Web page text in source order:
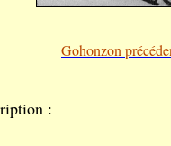
Gohonzon
: